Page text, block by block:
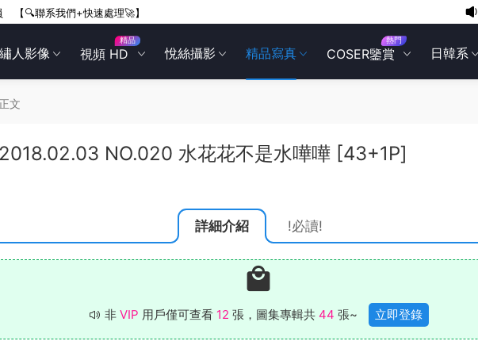
繡人影像 視頻 HD
精品
悅絲攝影 精品寫真 COSER鑒賞
熱門
日韓系
【🔍聯系我們+快速處理🚀】
正文
NO.020 水花花不是水嘩嘩 [43+1P]
詳細介紹 !必讀!
非 VIP 用戶僅可查看 12 張，圖集專輯共 44 張~ 立即登錄